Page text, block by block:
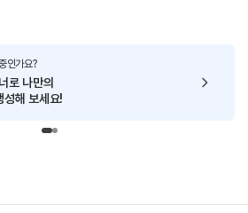
인가요?
로 나만의
성해 보세요!